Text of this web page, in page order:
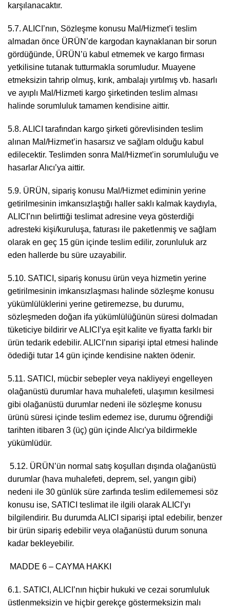
karşılanacaktır.
5.7. ALICI’nın, Sözleşme konusu Mal/Hizmet’i teslim
almadan önce ÜRÜN’de kargodan kaynaklanan bir sorun
gördüğünde, ÜRÜN’ü kabul etmemek ve kargo firması
yetkilisine tutanak tutturmakla sorumludur. Muayene
etmeksizin tahrip olmuş, kırık, ambalajı yırtılmış vb. hasarlı
ve ayıplı Mal/Hizmeti kargo şirketinden teslim alması
halinde sorumluluk tamamen kendisine aittir.
5.8. ALICI tarafından kargo şirketi görevlisinden teslim
alınan Mal/Hizmet’in hasarsız ve sağlam olduğu kabul
edilecektir. Teslimden sonra Mal/Hizmet’in sorumluluğu ve
hasarlar Alıcı’ya aittir.
5.9. ÜRÜN, sipariş konusu Mal/Hizmet ediminin yerine
getirilmesinin imkansızlaştığı haller saklı kalmak kaydıyla,
ALICI’nın belirttiği teslimat adresine veya gösterdiği
adresteki kişi/kuruluşa, faturası ile paketlenmiş ve sağlam
olarak en geç 15 gün içinde teslim edilir, zorunluluk arz
eden hallerde bu süre uzayabilir.
5.10. SATICI, sipariş konusu ürün veya hizmetin yerine
getirilmesinin imkansızlaşması halinde sözleşme konusu
yükümlülüklerini yerine getiremezse, bu durumu,
sözleşmeden doğan ifa yükümlülüğünün süresi dolmadan
tüketiciye bildirir ve ALICI’ya eşit kalite ve fiyatta farklı bir
ürün tedarik edebilir. ALICI’nın siparişi iptal etmesi halinde
ödediği tutar 14 gün içinde kendisine nakten ödenir.
5.11. SATICI, mücbir sebepler veya nakliyeyi engelleyen
olağanüstü durumlar hava muhalefeti, ulaşımın kesilmesi
gibi olağanüstü durumlar nedeni ile sözleşme konusu
ürünü süresi içinde teslim edemez ise, durumu öğrendiği
tarihten itibaren 3 (üç) gün içinde Alıcı’ya bildirmekle
yükümlüdür.
5.12. ÜRÜN’ün normal satış koşulları dışında olağanüstü
durumlar (hava muhalefeti, deprem, sel, yangın gibi)
nedeni ile 30 günlük süre zarfında teslim edilememesi söz
konusu ise, SATICI teslimat ile ilgili olarak ALICI’yı
bilgilendirir. Bu durumda ALICI siparişi iptal edebilir, benzer
bir ürün sipariş edebilir veya olağanüstü durum sonuna
kadar bekleyebilir.
MADDE 6 – CAYMA HAKKI
6.1. SATICI, ALICI’nın hiçbir hukuki ve cezai sorumluluk
üstlenmeksizin ve hiçbir gerekçe göstermeksizin malı